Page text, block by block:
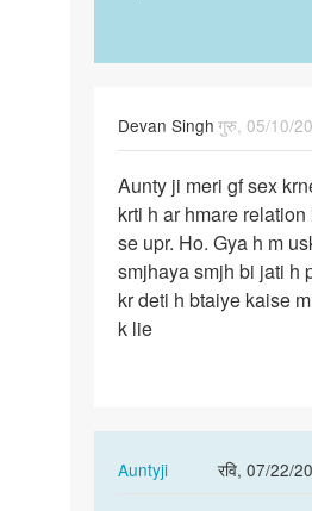
Devan Singh गुरु, 05/10/
Aunty
ji
meri
gf
sex
krne
Aunty ji meri gf sex
krti h ar hmare
se upr. Ho. Gya h m
smjhaya smjh bi jati h
kr deti h btaiye kaise
k lie
Auntyji
रवि, 07/22/
In